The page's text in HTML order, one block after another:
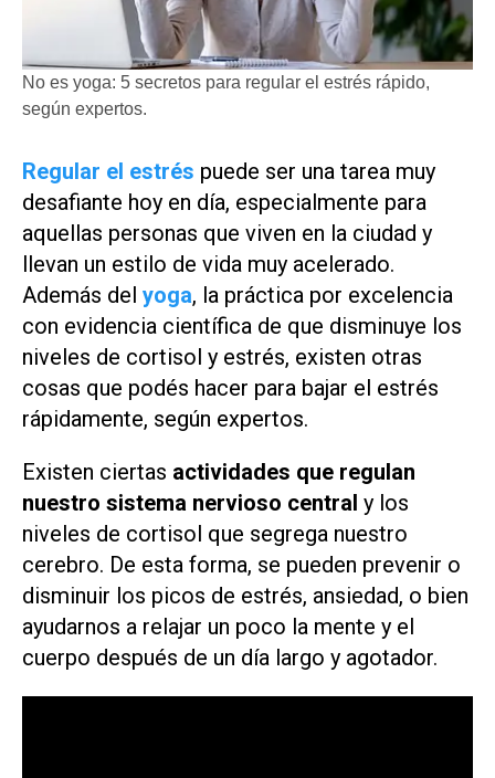
No es yoga: 5 secretos para regular el estrés rápido,
según expertos.
Regular el estrés puede ser una tarea muy
desafiante hoy en día, especialmente para
aquellas personas que viven en la ciudad y
llevan un estilo de vida muy acelerado.
Además del yoga, la práctica por excelencia
con evidencia científica de que disminuye los
niveles de cortisol y estrés, existen otras
cosas que podés hacer para bajar el estrés
rápidamente, según expertos.
Existen ciertas actividades que regulan
nuestro sistema nervioso central y los
niveles de cortisol que segrega nuestro
cerebro. De esta forma, se pueden prevenir o
disminuir los picos de estrés, ansiedad, o bien
ayudarnos a relajar un poco la mente y el
cuerpo después de un día largo y agotador.